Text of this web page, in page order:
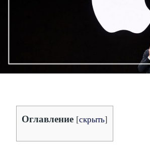
Оглавление [скрыть]